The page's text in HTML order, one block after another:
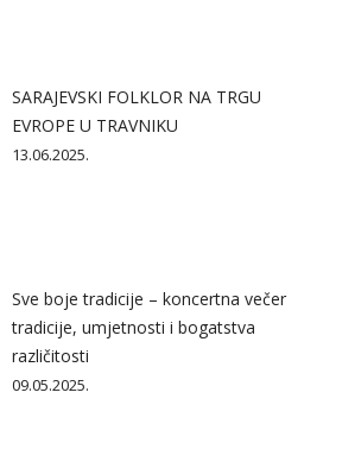
SARAJEVSKI FOLKLOR NA TRGU
EVROPE U TRAVNIKU
13.06.2025.
Sve boje tradicije – koncertna večer
tradicije, umjetnosti i bogatstva
različitosti
09.05.2025.